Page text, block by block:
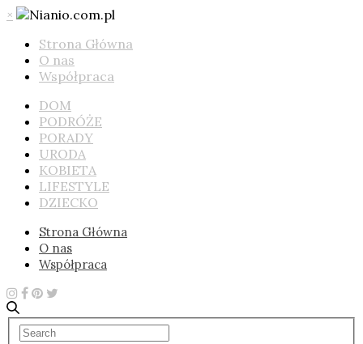
×
Strona Główna
O nas
Współpraca
DOM
PODRÓŻE
PORADY
URODA
KOBIETA
LIFESTYLE
DZIECKO
Strona Główna
O nas
Współpraca